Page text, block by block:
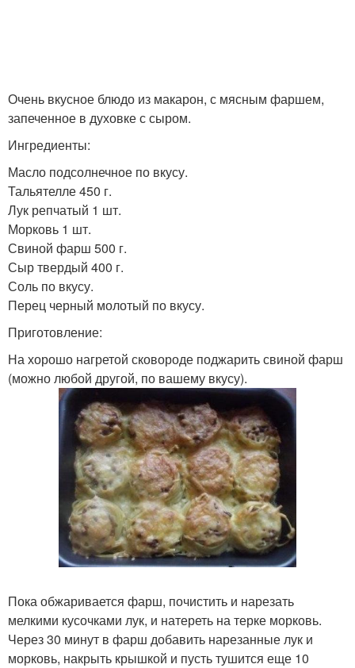
Очень вкусное блюдо из макарон, с мясным фаршем,
запеченное в духовке с сыром.
Ингредиенты:
Масло подсолнечное по вкусу.
Тальятелле 450 г.
Лук репчатый 1 шт.
Морковь 1 шт.
Свиной фарш 500 г.
Сыр твердый 400 г.
Соль по вкусу.
Перец черный молотый по вкусу.
Приготовление:
На хорошо нагретой сковороде поджарить свиной фарш
(можно любой другой, по вашему вкусу).
Пока обжаривается фарш, почистить и нарезать
мелкими кусочками лук, и натереть на терке морковь.
Через 30 минут в фарш добавить нарезанные лук и
морковь, накрыть крышкой и пусть тушится еще 10